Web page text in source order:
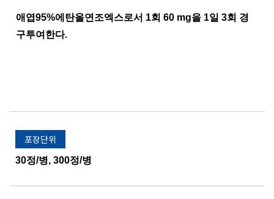
애엽95%에탄올연조엑스로서 1회 60 mg을 1일 3회 경
구투여한다.
포장단위
30정/병, 300정/병